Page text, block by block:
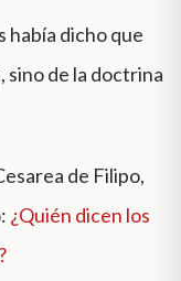
había dicho que
sino de la doctrina
de Filipo,
¿Quién dicen los